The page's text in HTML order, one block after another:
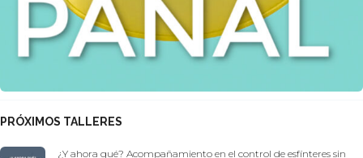
PRÓXIMOS TALLERES
¿Y ahora qué? Acompañamiento en el control de esfínteres sin